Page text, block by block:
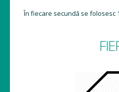
În fiecare secundă se folosesc